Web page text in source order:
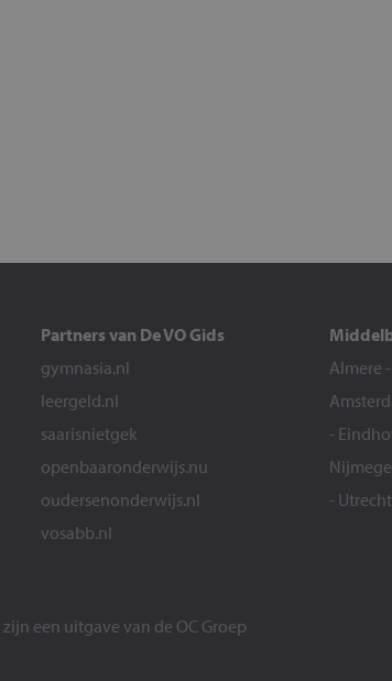
Partners van De VO Gids
gymnasia.nl
leergeld.nl
saarisnietgek
openbaaronderwijs.nu
oudersenonderwijs.nl
vosabb.nl
Almere -
-
- Utrecht
zijn een uitgave van de OC Groep